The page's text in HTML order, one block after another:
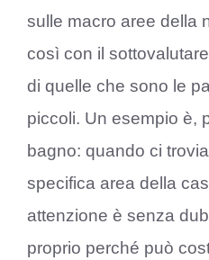
sulle macro aree della
così con il
di quelle che sono le
piccoli. Un esempio è,
bagno: quando ci
specifica area della
attenzione è senza
proprio perché può